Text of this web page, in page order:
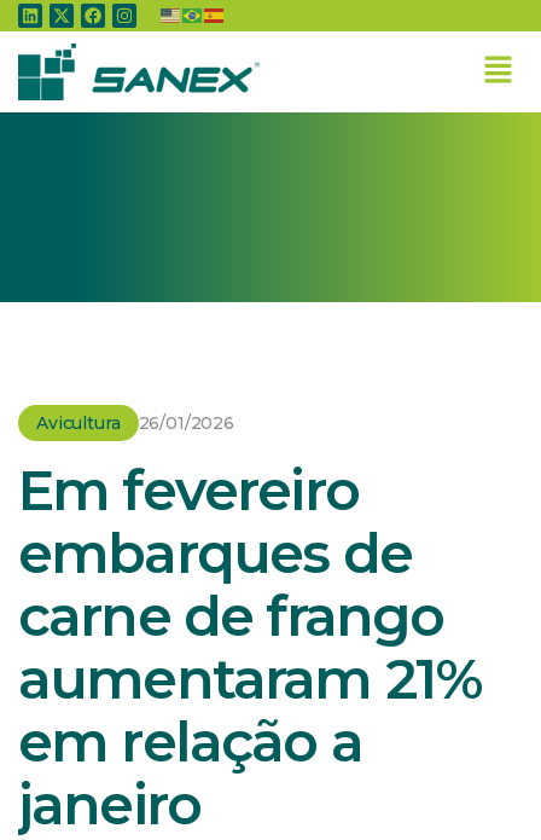
Home » Avicultura »
Em fevereiro embarques de carne de frango
aumentaram 21% em relação a janeiro
Avicultura 26/01/2026
Em fevereiro
embarques de
carne de frango
aumentaram 21%
em relação a
janeiro